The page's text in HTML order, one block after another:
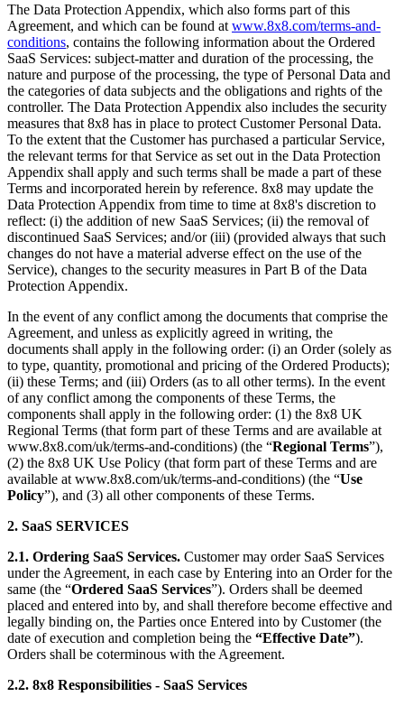
The Data Protection Appendix, which also forms part of this
Agreement, and which can be found at www.8x8.com/terms-and-
conditions, contains the following information about the Ordered
SaaS Services: subject-matter and duration of the processing, the
nature and purpose of the processing, the type of Personal Data and
the categories of data subjects and the obligations and rights of the
controller. The Data Protection Appendix also includes the security
measures that 8x8 has in place to protect Customer Personal Data.
To the extent that the Customer has purchased a particular Service,
the relevant terms for that Service as set out in the Data Protection
Appendix shall apply and such terms shall be made a part of these
Terms and incorporated herein by reference. 8x8 may update the
Data Protection Appendix from time to time at 8x8's discretion to
reflect: (i) the addition of new SaaS Services; (ii) the removal of
discontinued SaaS Services; and/or (iii) (provided always that such
changes do not have a material adverse effect on the use of the
Service), changes to the security measures in Part B of the Data
Protection Appendix.
In the event of any conflict among the documents that comprise the
Agreement, and unless as explicitly agreed in writing, the
documents shall apply in the following order: (i) an Order (solely as
to type, quantity, promotional and pricing of the Ordered Products);
(ii) these Terms; and (iii) Orders (as to all other terms). In the event
of any conflict among the components of these Terms, the
components shall apply in the following order: (1) the 8x8 UK
Regional Terms (that form part of these Terms and are available at
www.8x8.com/uk/terms-and-conditions) (the “Regional Terms”),
(2) the 8x8 UK Use Policy (that form part of these Terms and are
available at www.8x8.com/uk/terms-and-conditions) (the “Use
Policy”), and (3) all other components of these Terms.
2. SaaS SERVICES
2.1. Ordering SaaS Services. Customer may order SaaS Services
under the Agreement, in each case by Entering into an Order for the
same (the “Ordered SaaS Services”). Orders shall be deemed
placed and entered into by, and shall therefore become effective and
legally binding on, the Parties once Entered into by Customer (the
date of execution and completion being the “Effective Date”).
Orders shall be coterminous with the Agreement.
2.2. 8x8 Responsibilities - SaaS Services